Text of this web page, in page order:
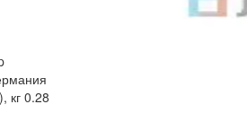
кг 0.28